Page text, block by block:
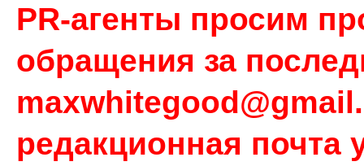
PR-агенты просим
обращения за
редакционная почта